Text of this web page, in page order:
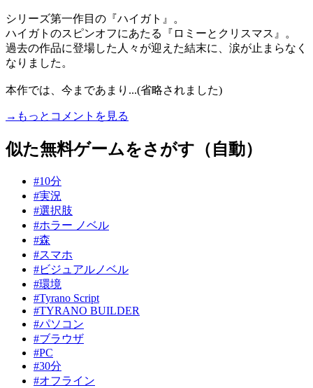
シリーズ第一作目の『ハイガト』。
ハイガトのスピンオフにあたる『ロミーとクリスマス』。
過去の作品に登場した人々が迎えた結末に、涙が止まらなく
なりました。
本作では、今まであまり...(省略されました)
→もっとコメントを見る
似た無料ゲームをさがす（自動）
#10分
#実況
#選択肢
#ホラー ノベル
#森
#スマホ
#ビジュアルノベル
#環境
#Tyrano Script
#TYRANO BUILDER
#パソコン
#ブラウザ
#PC
#30分
#オフライン